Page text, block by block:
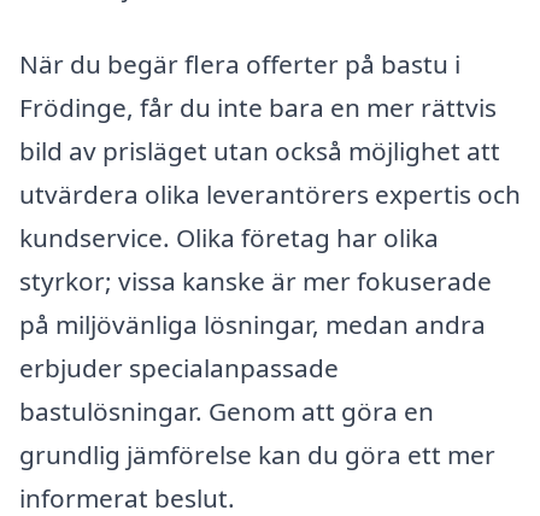
När du begär flera offerter på bastu i
Frödinge, får du inte bara en mer rättvis
bild av prisläget utan också möjlighet att
utvärdera olika leverantörers expertis och
kundservice. Olika företag har olika
styrkor; vissa kanske är mer fokuserade
på miljövänliga lösningar, medan andra
erbjuder specialanpassade
bastulösningar. Genom att göra en
grundlig jämförelse kan du göra ett mer
informerat beslut.